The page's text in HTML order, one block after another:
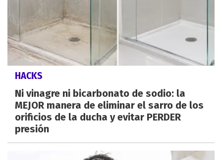
HACKS
Ni vinagre ni bicarbonato de sodio: la
MEJOR manera de eliminar el sarro de los
orificios de la ducha y evitar PERDER
presión